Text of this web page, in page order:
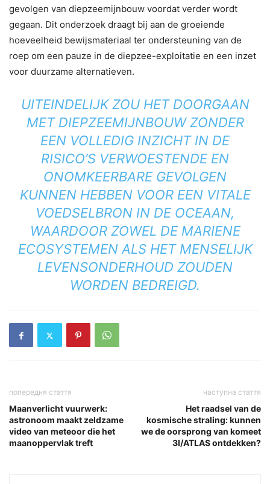
gevolgen van diepzeemijnbouw voordat verder wordt
gegaan. Dit onderzoek draagt ​​bij aan de groeiende
hoeveelheid bewijsmateriaal ter ondersteuning van de
roep om een ​​pauze in de diepzee-exploitatie en een inzet
voor duurzame alternatieven.
UITEINDELIJK ZOU HET DOORGAAN
MET DIEPZEEMIJNBOUW ZONDER
EEN VOLLEDIG INZICHT IN DE
RISICO’S VERWOESTENDE EN
ONOMKEERBARE GEVOLGEN
KUNNEN HEBBEN VOOR EEN VITALE
VOEDSELBRON IN DE OCEAAN,
WAARDOOR ZOWEL DE MARIENE
ECOSYSTEMEN ALS HET MENSELIJK
LEVENSONDERHOUD ZOUDEN
WORDEN BEDREIGD.
попередня стаття
Maanverlicht vuurwerk:
astronoom maakt zeldzame
video van meteoor die het
maanoppervlak treft
наступна стаття
Het raadsel van de
kosmische straling: kunnen
we de oorsprong van komeet
3I/ATLAS ontdekken?